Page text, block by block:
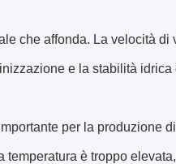
che affonda. La velocità di
e la stabilità idrica
per la produzione
è troppo